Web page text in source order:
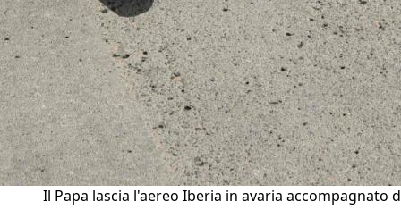
Il Papa lascia l'aereo Iberia in avaria accompagnato